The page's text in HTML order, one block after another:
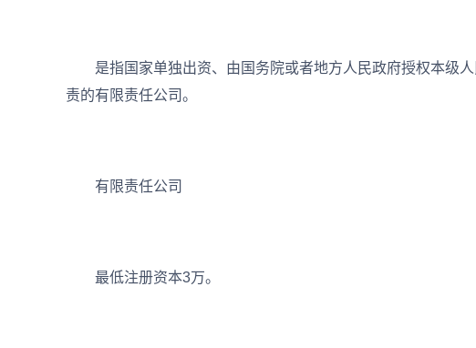
是指国家单独出资、由国务院或者地方人民政府授权本级人
责的有限责任公司。
有限责任公司
最低注册资本3万。